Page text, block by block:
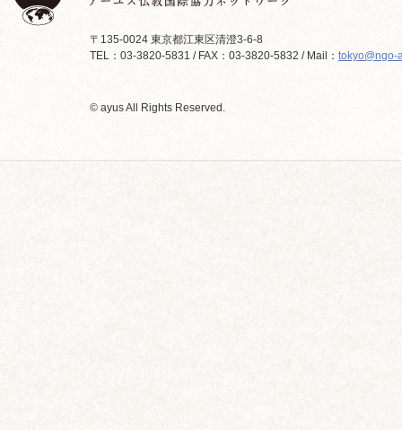
〒135-0024 東京都江東区清澄3-6-8
TEL：03-3820-5831 / FAX：03-3820-5832 / Mail： tokyo@ngo-
© ayus All Rights Reserved.